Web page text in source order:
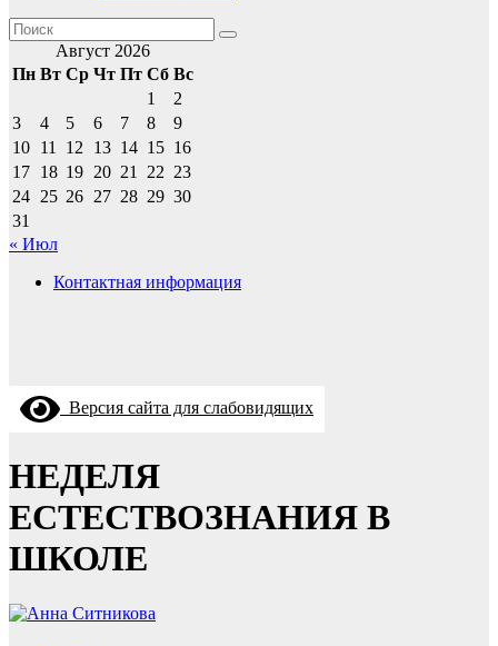
Август 2026
Пн Вт Ср Чт Пт Сб Вс
1
2
3
4 5 6 7 8
9
10 11 12 13 14 15 16
17 18 19 20 21 22 23
24 25 26 27 28 29 30
31
« Июл
Контактная информация
Версия сайта для слабовидящих
НЕДЕЛЯ
ЕСТЕСТВОЗНАНИЯ В
ШКОЛЕ